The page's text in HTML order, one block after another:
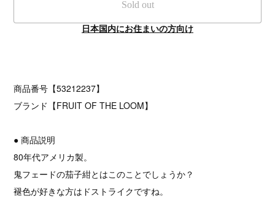
Sold out
日本国内にお住まいの方向け
商品番号【53212237】
ブランド【FRUIT OF THE LOOM】
● 商品説明
80年代アメリカ製。
鬼フェードの茄子紺とはこのことでしょうか？
褪色が好きな方はドストライクですね。